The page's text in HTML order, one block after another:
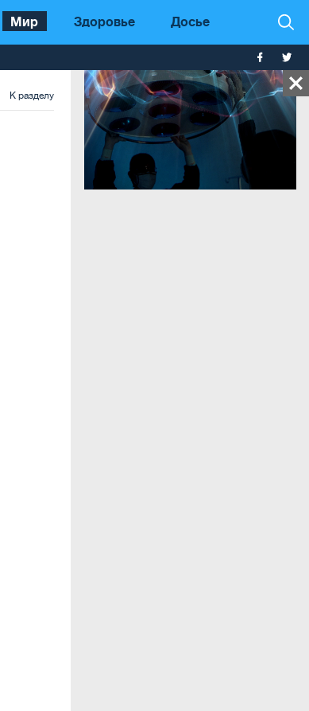
Мир Здоровье Досье
К разделу